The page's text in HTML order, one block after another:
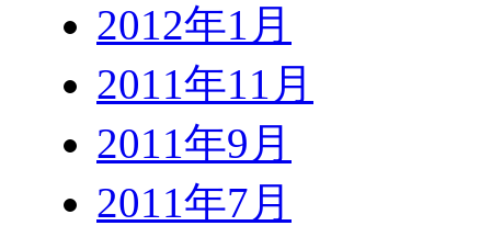
2012年1月
2011年11月
2011年9月
2011年7月